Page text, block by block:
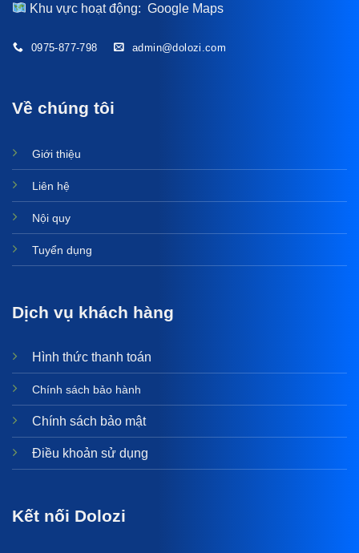
Khu vực hoạt động:Google Maps
0975-877-798 admin@dolozi.com
Về chúng tôi
Giới thiệu
Liên hệ
Nội quy
Tuyển dụng
Dịch vụ khách hàng
Hình thức thanh toán
Chính sách bảo hành
Chính sách bảo mật
Điều khoản sử dụng
Kết nối Dolozi